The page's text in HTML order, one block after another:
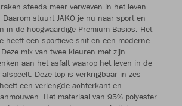
steeds meer verweven in het leven
stuurt JAKO je nu naar sport en
in de hoogwaardige Premium Basics. Het
heeft een sportieve snit en een moderne
mix van twee kleuren met zijn
aan het asfalt waarop het leven in de
Deze top is verkrijgbaar in zes
een verlengde achterkant en
Het materiaal van 95% polyester